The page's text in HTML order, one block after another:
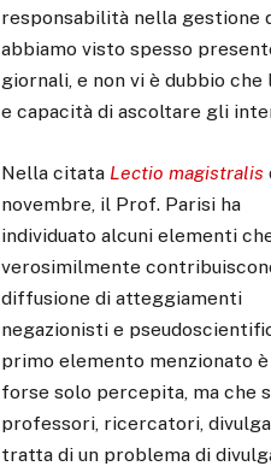
responsabilità nella gestione
abbiamo visto spesso
giornali, e non vi è dubbio che
e capacità di ascoltare gli
Nella citata Lectio magistralis
novembre, il Prof. Parisi ha
individuato alcuni elementi
verosimilmente
diffusione di atteggiamenti
negazionisti e
primo elemento menzionato è
forse solo percepita, ma che
professori, ricercatori,
tratta di un problema di